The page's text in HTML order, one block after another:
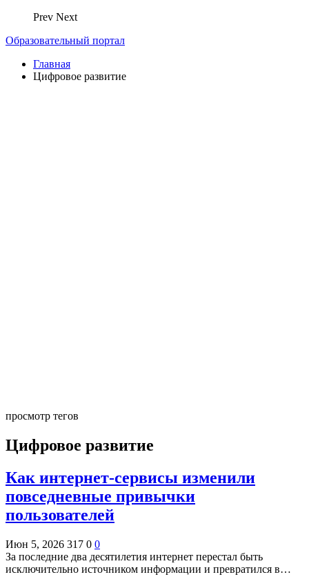
Prev Next
Образовательный портал
Главная
Цифровое развитие
просмотр тегов
Цифровое развитие
Как интернет-сервисы изменили
повседневные привычки
пользователей
Июн 5, 2026 317 0 0
За последние два десятилетия интернет перестал быть
исключительно источником информации и превратился в…